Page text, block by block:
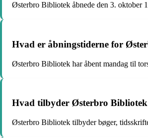
Østerbro Bibliotek åbnede den 3. oktober
Hvad er åbningstiderne for
Østerbro Bibliotek har åbent mandag til
Hvad tilbyder Østerbro
Østerbro Bibliotek tilbyder bøger,